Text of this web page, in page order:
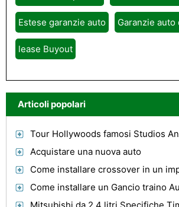
Estese garanzie auto Garanzie
lease Buyout
Articoli popolari
Acquistare una nuova auto
Come installare un Gancio traino